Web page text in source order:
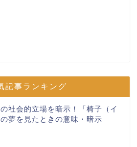
記事ランキング
社会的立場を暗示！「椅子（イ
夢を見たときの意味・暗示